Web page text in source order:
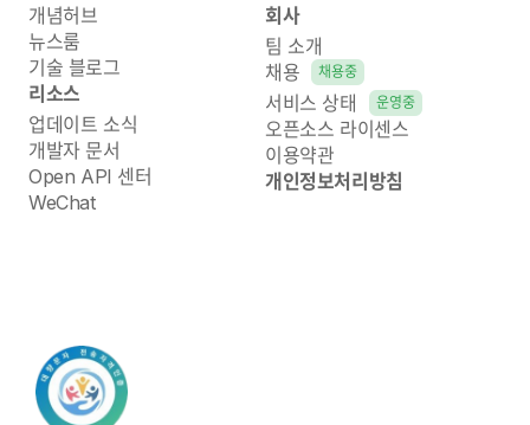
개념허브
뉴스룸
기술 블로그
리소스
업데이트 소식
개발자 문서
Open API 센터
WeChat
회사
팀 소개
채용
채용중
서비스 상태 운영중
오픈소스 라이센스
이용약관
개인정보처리방침